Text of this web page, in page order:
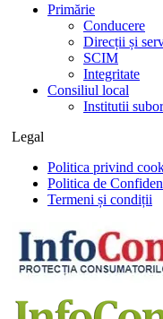
Primărie
Conducere
Direcții și
SCIM
Integritate
Consiliul local
Institutii
Legal
Politica privind
Politica de
Termeni și condiții